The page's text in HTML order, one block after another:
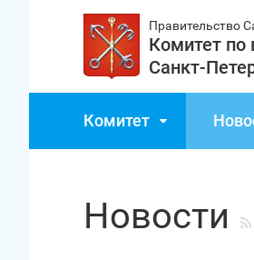
Правительство
Комитет
Комитет
Новости